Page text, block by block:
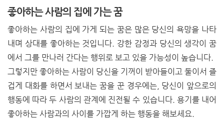
좋아하는 사람의 집에 가는 꿈
좋아하는 사람의 집에 가게 되는 꿈은 많은 당신의 욕망을 나타
내며 상대를 좋아하는 것입니다. 강한 감정과 당신의 생각이 꿈
에서 그를 만나러 간다는 행위로 보고 있을 가능성이 높습니다.
그렇지만 좋아하는 사람이 당신을 기꺼이 받아들이고 둘이서 즐
겁게 대화를 하면서 보내는 꿈을 꾼 경우에는, 당신이 앞으로의
행동에 따라 두 사람의 관계에 진전될 수 있습니다. 용기를 내어
좋아하는 사람과의 사이를 가깝게 하는 행동을 해보세요.